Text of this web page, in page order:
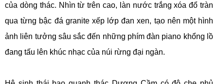
của dòng thác. Nhìn từ trên cao, làn nước trắng xóa đổ tràn
qua từng bậc đá granite xếp lớp đan xen, tạo nên một hình
ảnh liên tưởng sâu sắc đến những phím đàn piano khổng lồ
đang tấu lên khúc nhạc của núi rừng đại ngàn.